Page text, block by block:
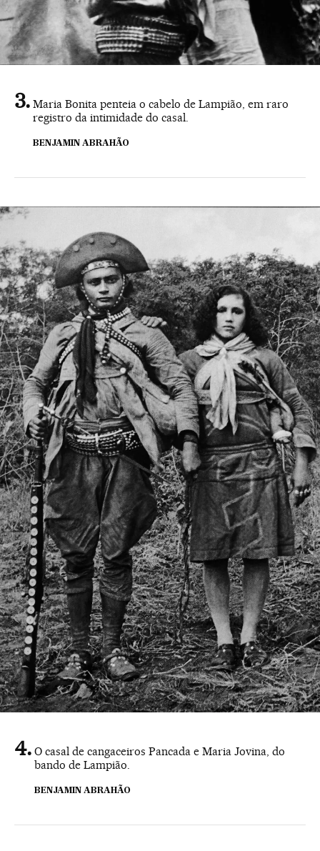
Maria Bonita penteia o cabelo de Lampião, em raro
registro da intimidade do casal.
BENJAMIN ABRAHÃO
O casal de cangaceiros Pancada e Maria Jovina, do
bando de Lampião.
BENJAMIN ABRAHÃO